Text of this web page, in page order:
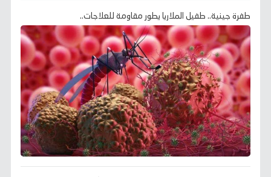
طفرة جينية.. طفيل الملاريا يطور مقاومة للعلاجات..